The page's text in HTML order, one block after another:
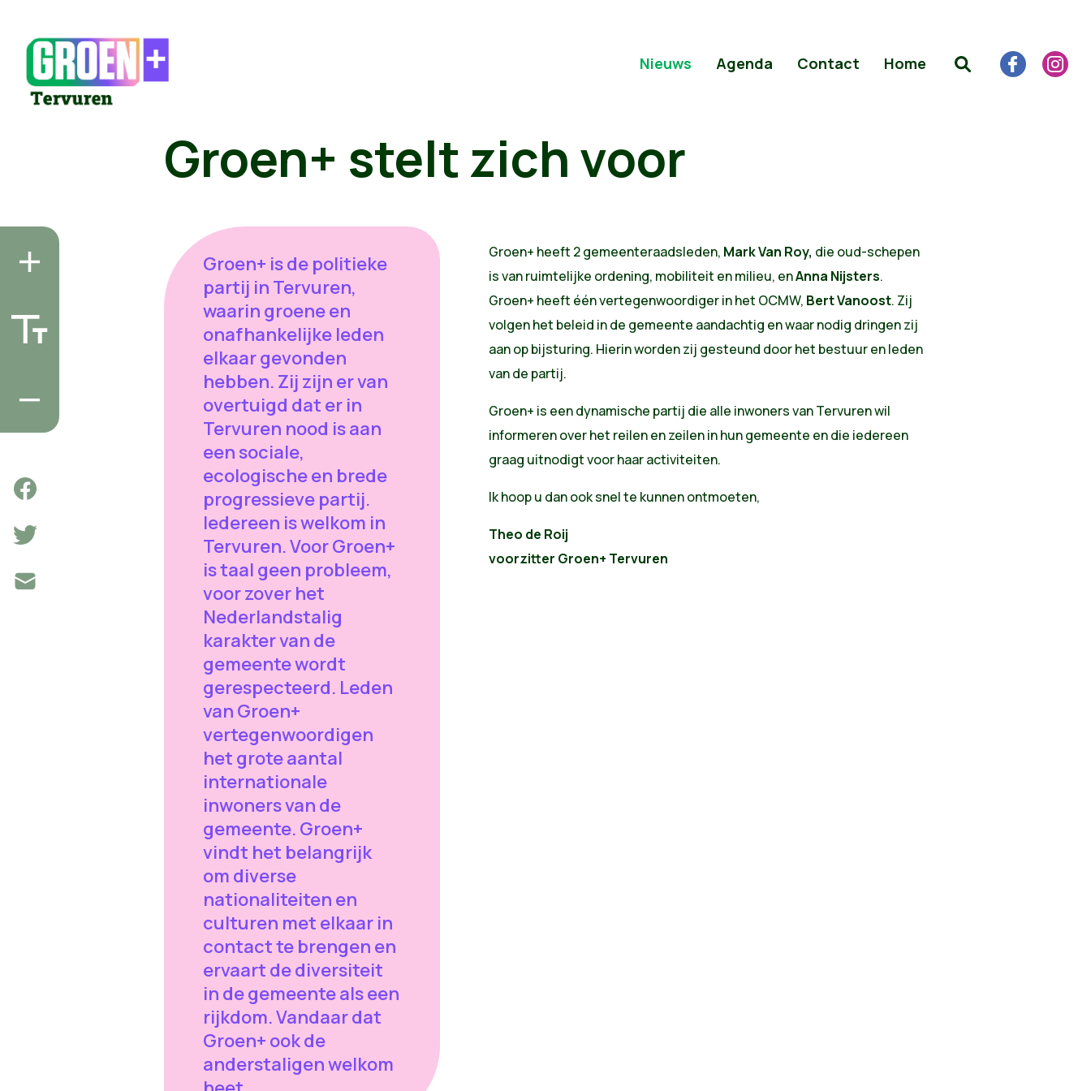
Nieuws Agenda Contact Home
Groen+ stelt zich voor
Groen+ is de politieke
partij in Tervuren,
waarin groene en
onafhankelijke leden
elkaar gevonden
hebben. Zij zijn er van
overtuigd dat er in
Tervuren nood is aan
een sociale,
ecologische en brede
progressieve partij.
Iedereen is welkom in
Tervuren. Voor Groen+
is taal geen probleem,
voor zover het
Nederlandstalig
karakter van de
gemeente wordt
gerespecteerd. Leden
van Groen+
vertegenwoordigen
het grote aantal
internationale
inwoners van de
gemeente. Groen+
vindt het belangrijk
om diverse
nationaliteiten en
culturen met elkaar in
contact te brengen en
ervaart de diversiteit
in de gemeente als een
rijkdom. Vandaar dat
Groen+ ook de
anderstaligen welkom
Groen+ heeft 2 gemeenteraadsleden, Mark Van Roy, die oud-schepen
is van ruimtelijke ordening, mobiliteit en milieu, enAnna Nijsters.
Groen+ heeft één vertegenwoordiger in het OCMW, Bert Vanoost. Zij
volgen het beleid in de gemeente aandachtig en waar nodig dringen zij
aan op bijsturing. Hierin worden zij gesteund door het bestuur en leden
van de partij.
Groen+ is een dynamische partij die alle inwoners van Tervuren wil
informeren over het reilen en zeilen in hun gemeente en die iedereen
graag uitnodigt voor haar activiteiten.
Ik hoop u dan ook snel te kunnen ontmoeten,
Theo de Roij
voorzitter Groen+ Tervuren